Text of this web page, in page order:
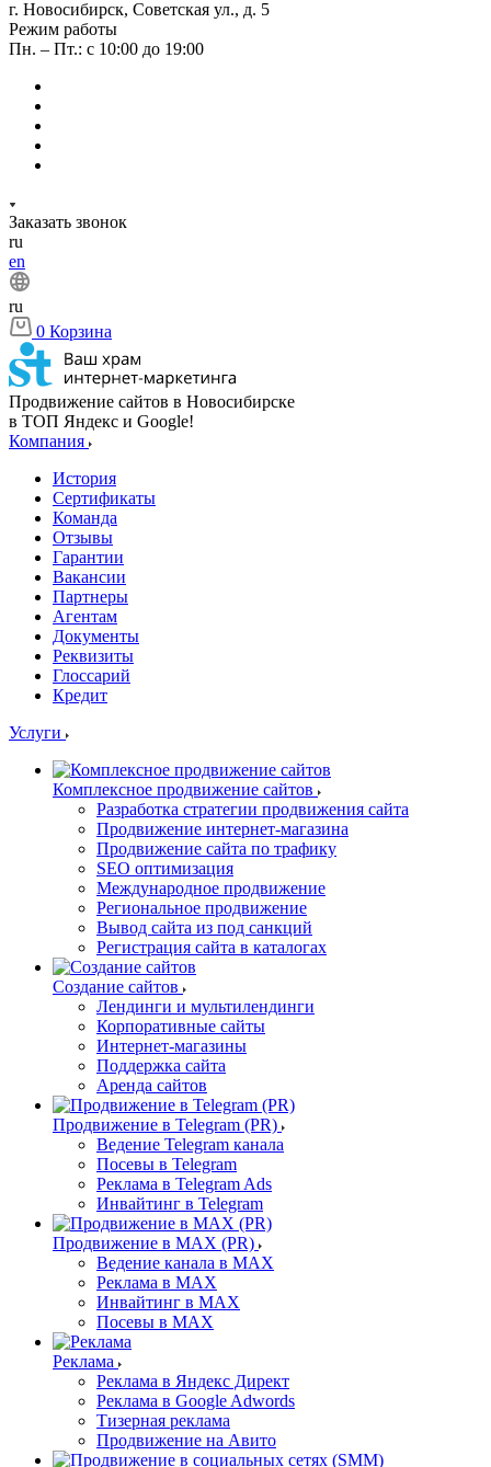
г. Новосибирск, Советская ул., д. 5
Режим работы
Пн. – Пт.: с 10:00 до 19:00
Заказать звонок
ru
en
ru
0 Корзина
Продвижение сайтов в Новосибирске
в ТОП Яндекс и Google!
Компания
История
Сертификаты
Команда
Отзывы
Гарантии
Вакансии
Партнеры
Агентам
Документы
Реквизиты
Глоссарий
Кредит
Услуги
Комплексное продвижение сайтов
Разработка стратегии продвижения сайта
Продвижение интернет-магазина
Продвижение сайта по трафику
SEO оптимизация
Международное продвижение
Региональное продвижение
Вывод сайта из под санкций
Регистрация сайта в каталогах
Создание сайтов
Лендинги и мультилендинги
Корпоративные сайты
Интернет-магазины
Поддержка сайта
Аренда сайтов
Продвижение в Telegram (PR)
Ведение Telegram канала
Посевы в Telegram
Реклама в Telegram Ads
Инвайтинг в Telegram
Продвижение в MAX (PR)
Ведение канала в MAX
Реклама в MAX
Инвайтинг в MAX
Посевы в MAX
Реклама
Реклама в Яндекс Директ
Реклама в Google Adwords
Тизерная реклама
Продвижение на Авито